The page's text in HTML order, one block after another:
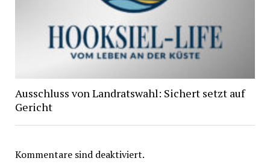
Ausschluss von Landratswahl: Sichert setzt auf
Gericht
Kommentare sind deaktiviert.